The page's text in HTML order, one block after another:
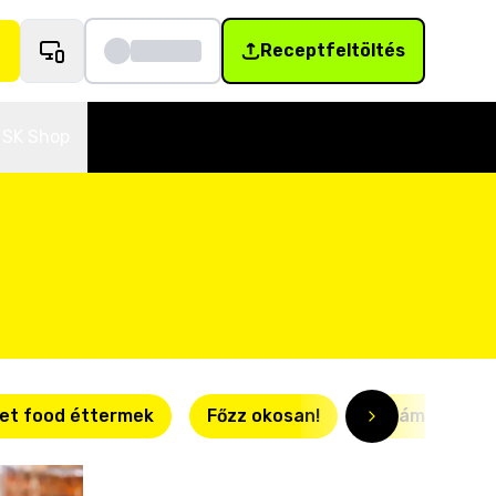
Receptfeltöltés
food éttermek Főzz okosan! Villámgyors